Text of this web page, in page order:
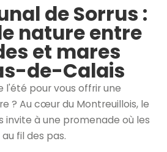
de Sorrus :
nature entre
et mares
de-Calais
l'été pour vous offrir une
? Au cœur du Montreuillois, le
invite à une promenade où les
fil des pas.